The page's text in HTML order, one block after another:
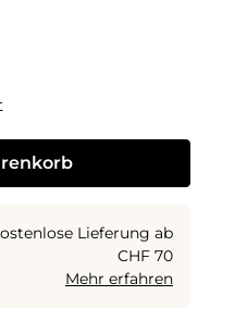
die Schaltflächen um die
Lieferung ab
CHF 70
Mehr erfahren